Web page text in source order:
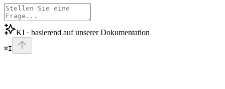
KI · basierend auf unserer Dokumentation
⌘I